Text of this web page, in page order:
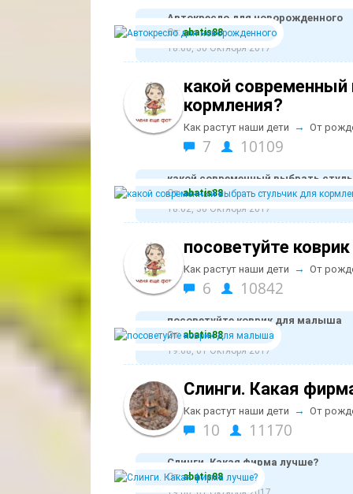
Автокресло для новорожденного
От:abatis88
18:06, 30 Октября 2017
какой
кормления?
Как растут наши дети → От
7 10109
какой современный выбрать
От:abatis88
18:02, 30 Октября 2017
посоветуйте
Как растут наши дети → От
6 10842
посоветуйте коврик для малыша
От: abatis88
19:08, 01 Октября 2017
Слинги. Какая
Как растут наши дети → От
10 11170
Слинги. Какая фирма лучше?
От:abatis88